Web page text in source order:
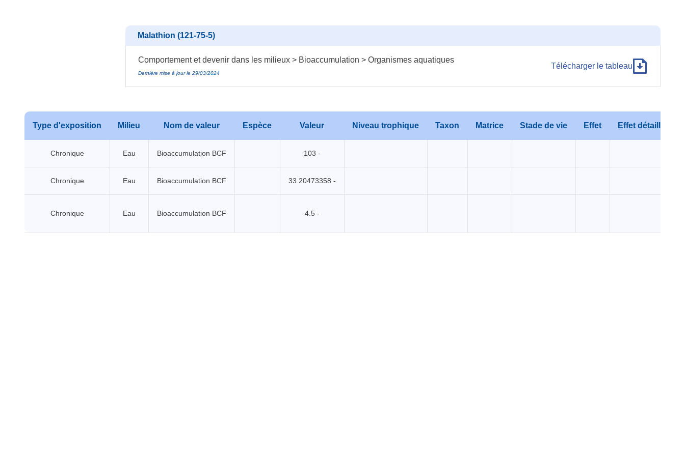
Malathion (121-75-5)
Comportement et devenir dans les milieux > Bioaccumulation > Organismes aquatiques
Dernière mise à jour le 29/03/2024
Télécharger le tableau
Type d'exposition Milieu Nom de valeur Espèce Valeur Niveau trophique Taxon Matrice Stade de vie Effet Effet détaillé
Chronique Eau Bioaccumulation BCF 103 -
Chronique Eau Bioaccumulation BCF 33.20473358 -
Chronique Eau Bioaccumulation BCF 4.5 -